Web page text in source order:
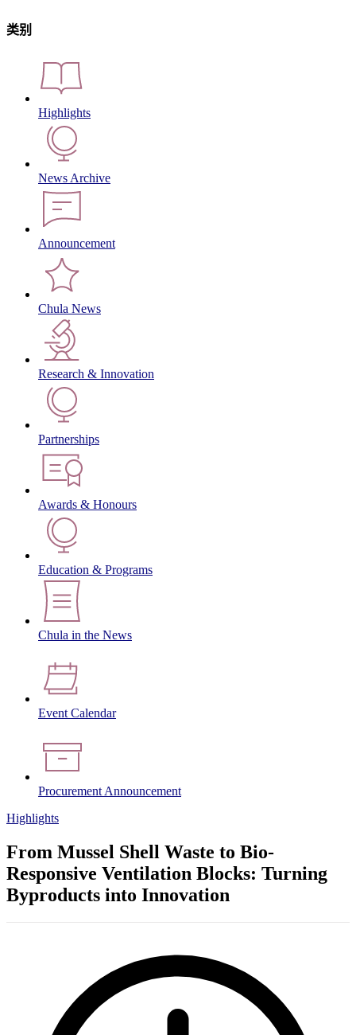
类别
Highlights
News Archive
Announcement
Chula News
Research & Innovation
Partnerships
Awards & Honours
Education & Programs
Chula in the News
Event Calendar
Procurement Announcement
Highlights
From Mussel Shell Waste to Bio-
Responsive Ventilation Blocks: Turning
Byproducts into Innovation